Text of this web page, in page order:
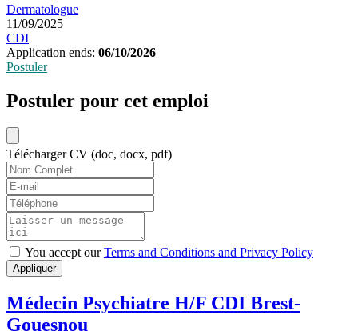
Dermatologue
11/09/2025
CDI
Application ends: 06/10/2026
Postuler
Postuler pour cet emploi
Télécharger CV (doc, docx, pdf)
You accept ourTerms and Conditions and Privacy Policy
Appliquer
Médecin Psychiatre H/F CDI Brest-
Gouesnou